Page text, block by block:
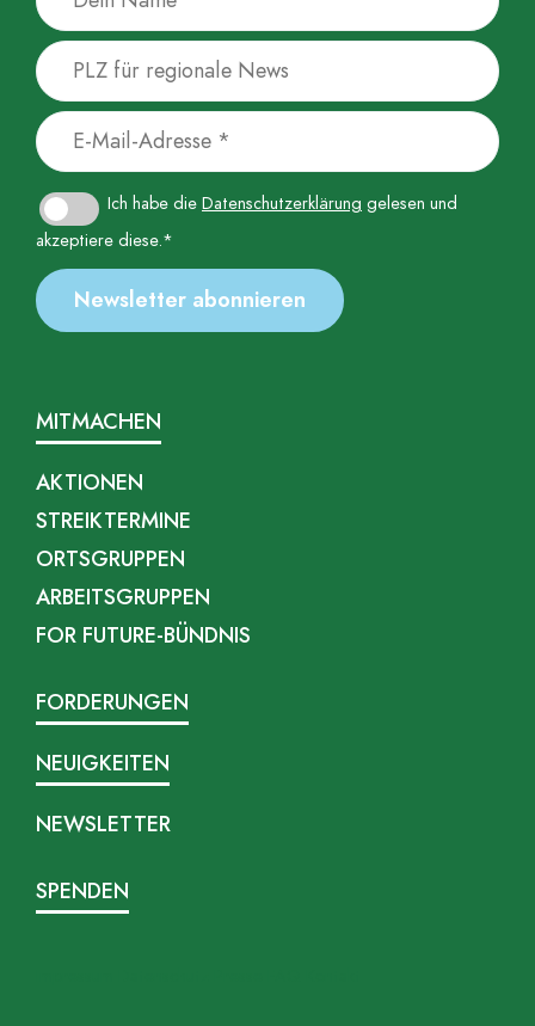
Ich habe die Datenschutzerklärung gelesen und
akzeptiere diese.*
MITMACHEN
AKTIONEN
STREIKTERMINE
ORTSGRUPPEN
ARBEITSGRUPPEN
FOR FUTURE-BÜNDNIS
FORDERUNGEN
NEUIGKEITEN
NEWSLETTER
SPENDEN